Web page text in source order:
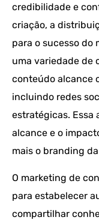
credibilidade e
criação, a
para o sucesso do
uma variedade de
conteúdo alcance
incluindo redes
estratégicas. Essa
alcance e o
mais o branding
O marketing de
para estabelecer
compartilhar